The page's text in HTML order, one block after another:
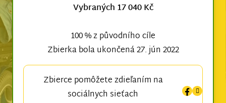
Vybraných 17 040 Kč
100 % z původního cíle
Zbierka bola ukončená 27. jún 2022
Zbierce pomôžete zdieľaním na
sociálnych sieťach